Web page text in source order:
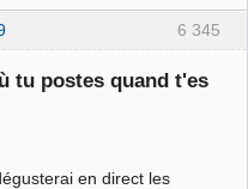
6 345
tu postes quand t'es
en direct les